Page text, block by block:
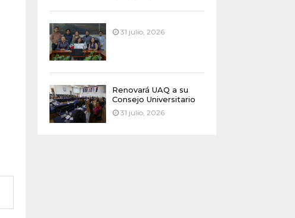
31 julio, 2026
Renovará UAQ a su
Consejo Universitario
31 julio, 2026